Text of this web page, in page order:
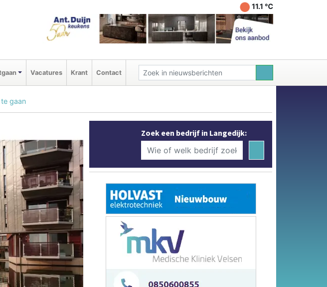
11.1 ℃
Vacatures Krant Contact
gaan
Zoek een bedrijf in Langedijk: